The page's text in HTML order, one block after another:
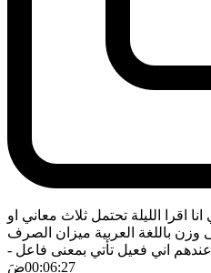
اقرا الليلة تحتمل ثلاث معاني او
باللغة العربية ميزان الصرف
اني فعيل تأتي بمعنى فاعل -
00:06:27ضَ